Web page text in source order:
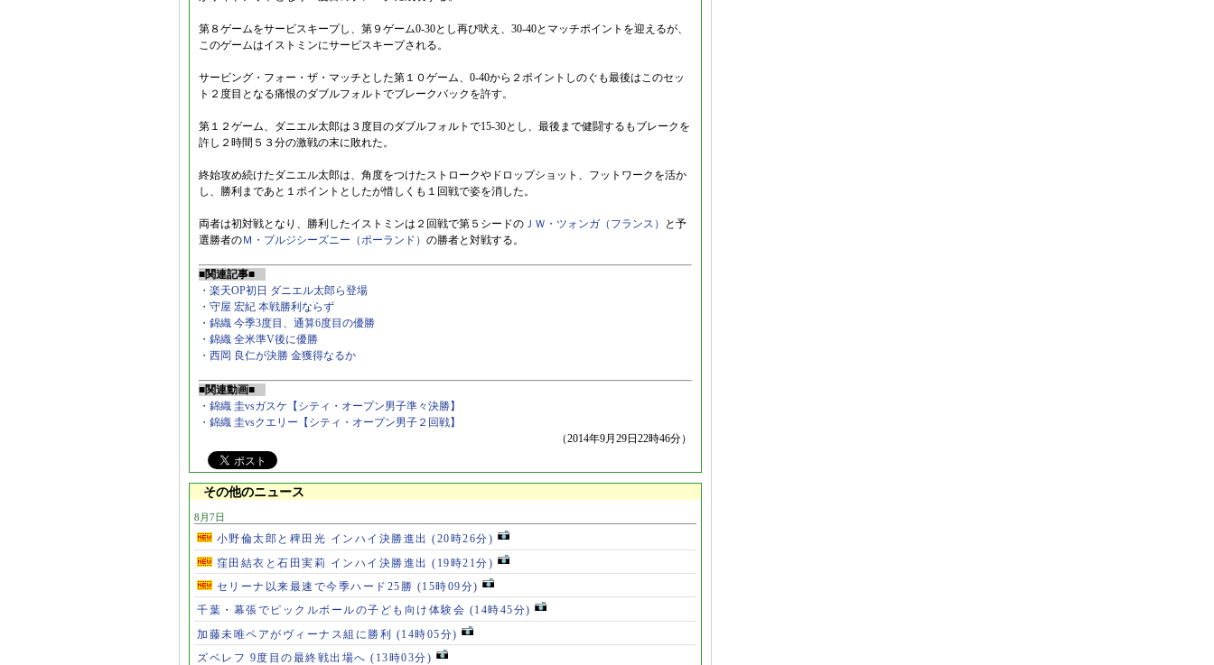
第８ゲームをサービスキープし、第９ゲーム0-30とし再び吠え、30-40とマッチポイントを迎えるが、
このゲームはイストミンにサービスキープされる。
サービング・フォー・ザ・マッチとした第１０ゲーム、0-40から２ポイントしのぐも最後はこのセッ
ト２度目となる痛恨のダブルフォルトでブレークバックを許す。
第１２ゲーム、ダニエル太郎は３度目のダブルフォルトで15-30とし、最後まで健闘するもブレークを
許し２時間５３分の激戦の末に敗れた。
終始攻め続けたダニエル太郎は、角度をつけたストロークやドロップショット、フットワークを活か
し、勝利まであと１ポイントとしたが惜しくも１回戦で姿を消した。
両者は初対戦となり、勝利したイストミンは２回戦で第５シードの ＪＷ・ツォンガ（フランス）
と予
選勝者のＭ・プルジシーズニー（ポーランド） の勝者と対戦する。
■関連記事■
・楽天OP初日 ダニエル太郎ら登場
・守屋 宏紀 本戦勝利ならず
・錦織 今季3度目、通算6度目の優勝
・錦織 全米準V後に優勝
・西岡 良仁が決勝 金獲得なるか
■関連動画■
・錦織 圭vsガスケ【シティ・オープン男子準々決勝】
・錦織 圭vsクエリー【シティ・オープン男子２回戦】
（2014年9月29日22時46分）
その他のニュース
8月7日
小野倫太郎と稗田光 インハイ決勝進出 (20時26分)
窪田結衣と石田実莉 インハイ決勝進出 (19時21分)
セリーナ以来最速で今季ハード25勝 (15時09分)
千葉・幕張でピックルボールの子ども向け体験会 (14時45分)
加藤未唯ペアがヴィーナス組に勝利 (14時05分)
ズベレフ 9度目の最終戦出場へ (13時03分)